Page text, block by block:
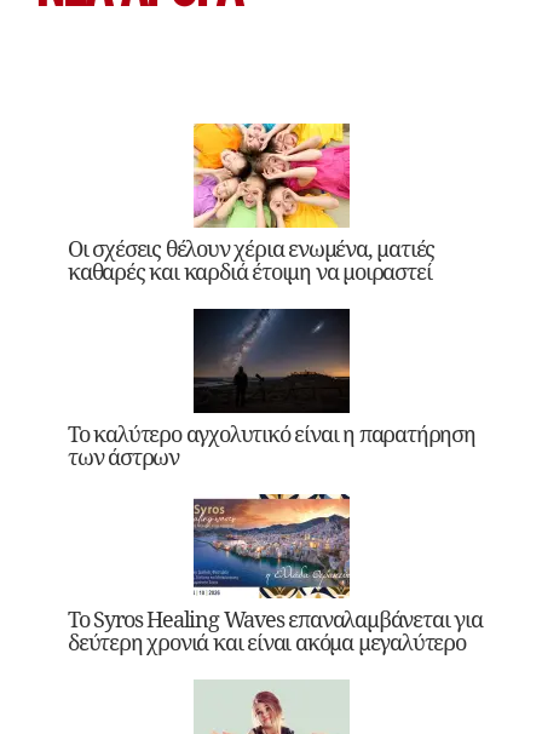
Οι σχέσεις θέλουν χέρια ενωμένα, ματιές
καθαρές και καρδιά έτοιμη να μοιραστεί
Το καλύτερο αγχολυτικό είναι η παρατήρηση
των άστρων
Το Syros Healing Waves επαναλαμβάνεται για
δεύτερη χρονιά και είναι ακόμα μεγαλύτερο